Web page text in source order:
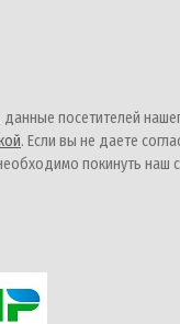
посетителей
. Если вы не даете
покинуть наш